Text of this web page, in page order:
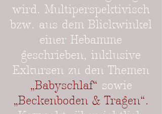
wird. Multiperspektivisch
bzw. aus dem Blickwinkel
einer Hebamme
geschrieben, inklusive
Exkursen zu den Themen
„Babyschlaf“ sowie
„Beckenboden & Tragen“.